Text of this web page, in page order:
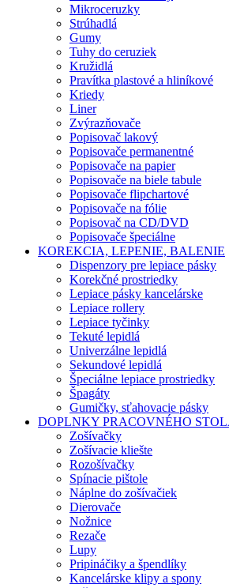
Mikroceruzky
Strúhadlá
Gumy
Tuhy do ceruziek
Kružidlá
Pravítka plastové a hliníkové
Kriedy
Liner
Zvýrazňovače
Popisovač lakový
Popisovače permanentné
Popisovače na papier
Popisovače na biele tabule
Popisovače flipchartové
Popisovače na fólie
Popisovač na CD/DVD
Popisovače špeciálne
KOREKCIA, LEPENIE, BALENIE
Dispenzory pre lepiace pásky
Korekčné prostriedky
Lepiace pásky kancelárske
Lepiace rollery
Lepiace tyčinky
Tekuté lepidlá
Univerzálne lepidlá
Sekundové lepidlá
Špeciálne lepiace prostriedky
Špagáty
Gumičky, sťahovacie pásky
DOPLNKY PRACOVNÉHO
Zošívačky
Zošívacie kliešte
Rozošívačky
Spínacie pištole
Náplne do zošívačiek
Dierovače
Nožnice
Rezače
Lupy
Pripináčiky a špendlíky
Kancelárske klipy a spony